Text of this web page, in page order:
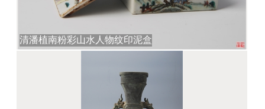
清潘植南粉彩山水人物纹印泥盒